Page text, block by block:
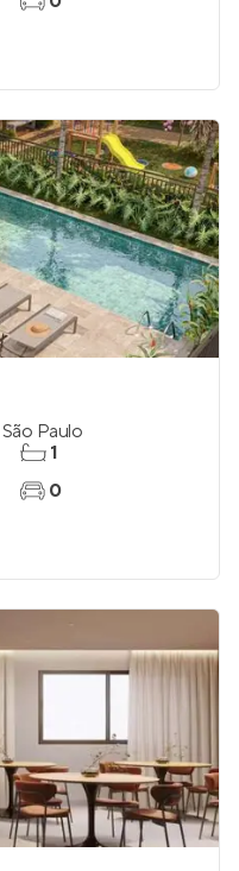
São Paulo
1
0